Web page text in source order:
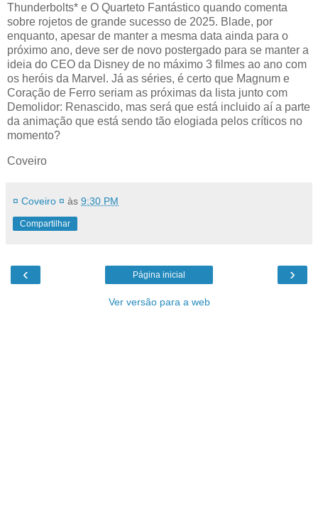
Thunderbolts* e O Quarteto Fantástico quando comenta
sobre rojetos de grande sucesso de 2025. Blade, por
enquanto, apesar de manter a mesma data ainda para o
próximo ano, deve ser de novo postergado para se manter a
ideia do CEO da Disney de no máximo 3 filmes ao ano com
os heróis da Marvel. Já as séries, é certo que Magnum e
Coração de Ferro seriam as próximas da lista junto com
Demolidor: Renascido, mas será que está incluido aí a parte
da animação que está sendo tão elogiada pelos críticos no
momento?
Coveiro
¤ Coveiro ¤ às 9:30 PM
Compartilhar
‹ ›
Página inicial
Ver versão para a web